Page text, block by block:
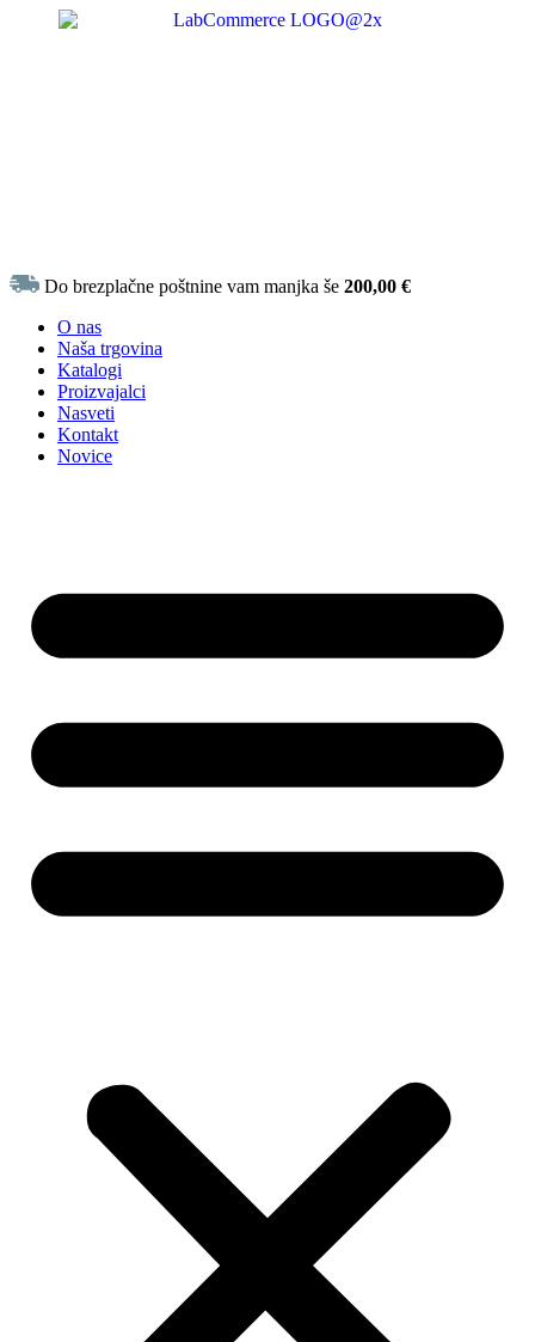
Do brezplačne poštnine vam manjka še200,00€
O nas
Naša trgovina
Katalogi
Proizvajalci
Nasveti
Kontakt
Novice